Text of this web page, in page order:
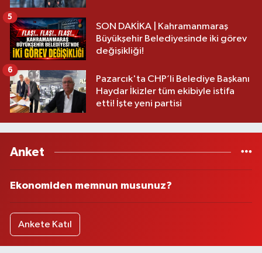
SON DAKİKA | Kahramanmaraş
Büyükşehir Belediyesinde iki görev
değişikliği!
5
Pazarcık'ta CHP’li Belediye Başkanı
Haydar İkizler tüm ekibiyle istifa
etti! İşte yeni partisi
6
Anket
Ekonomiden memnun musunuz?
Ankete Katıl